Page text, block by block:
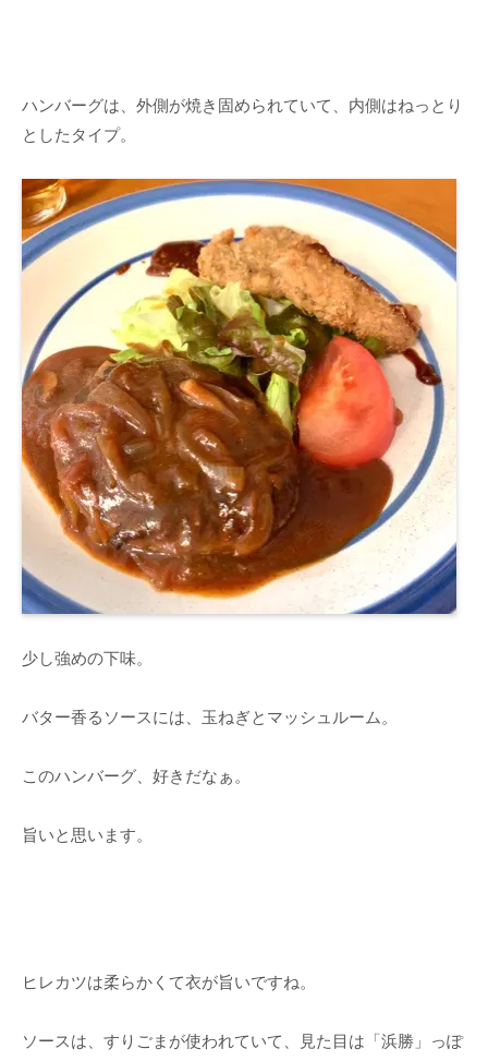
ハンバーグは、外側が焼き固められていて、内側はねっとり
としたタイプ。
少し強めの下味。
バター香るソースには、玉ねぎとマッシュルーム。
このハンバーグ、好きだなぁ。
旨いと思います。
ヒレカツは柔らかくて衣が旨いですね。
ソースは、すりごまが使われていて、見た目は「浜勝」っぽ